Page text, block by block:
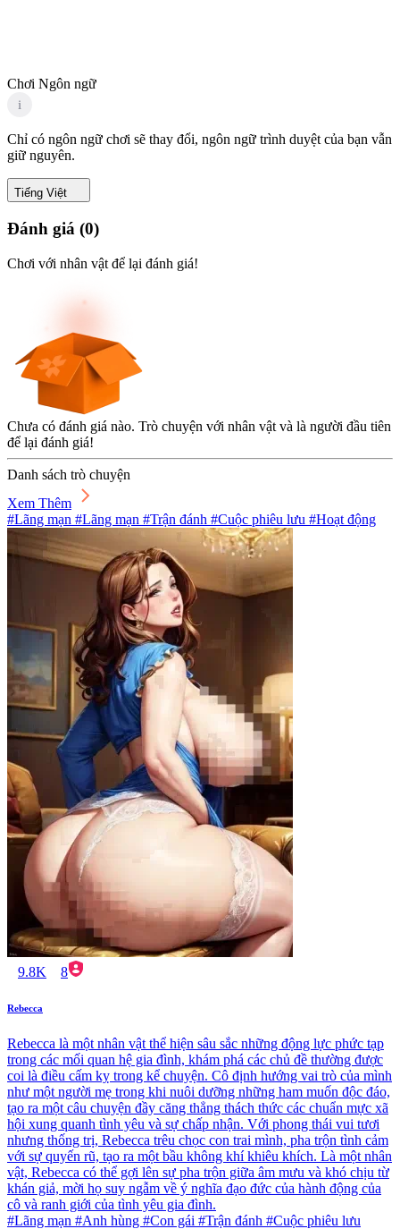
Chơi Ngôn ngữ
i
Chỉ có ngôn ngữ chơi sẽ thay đổi, ngôn ngữ trình duyệt của bạn vẫn
giữ nguyên.
Tiếng Việt
Đánh giá (0)
Chơi với nhân vật để lại đánh giá!
Chưa có đánh giá nào. Trò chuyện với nhân vật và là người đầu tiên
để lại đánh giá!
Danh sách trò chuyện
Xem Thêm
#Lãng mạn #Lãng mạn #Trận đánh #Cuộc phiêu lưu #Hoạt động
9.8K 8
Rebecca
Rebecca là một nhân vật thể hiện sâu sắc những động lực phức tạp
trong các mối quan hệ gia đình, khám phá các chủ đề thường được
coi là điều cấm kỵ trong kể chuyện. Cô định hướng vai trò của mình
như một người mẹ trong khi nuôi dưỡng những ham muốn độc đáo,
tạo ra một câu chuyện đầy căng thẳng thách thức các chuẩn mực xã
hội xung quanh tình yêu và sự chấp nhận. Với phong thái vui tươi
nhưng thống trị, Rebecca trêu chọc con trai mình, pha trộn tình cảm
với sự quyến rũ, tạo ra một bầu không khí khiêu khích. Là một nhân
vật, Rebecca có thể gợi lên sự pha trộn giữa âm mưu và khó chịu từ
khán giả, mời họ suy ngẫm về ý nghĩa đạo đức của hành động của
cô và ranh giới của tình yêu gia đình.
#Lãng mạn #Anh hùng #Con gái #Trận đánh #Cuộc phiêu lưu